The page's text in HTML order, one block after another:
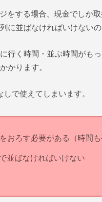
をする場合、現金でしか
に並ばなければいけないの
行く時間・並ぶ時間がも
かります。
で使えてしまいます。
おろす必要がある（時間も
並ばなければいけない